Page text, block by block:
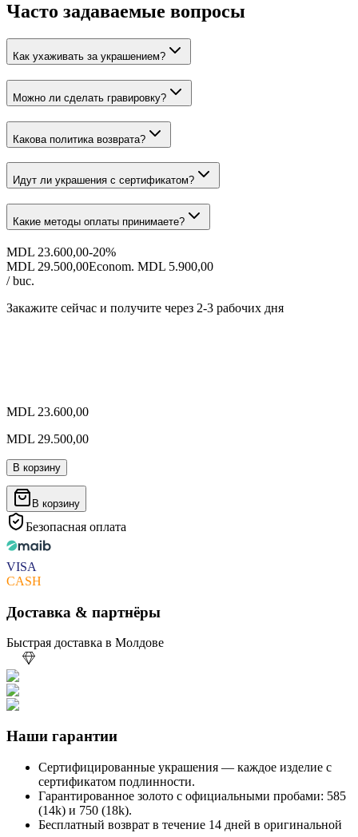
Часто задаваемые вопросы
Как ухаживать за украшением?
Можно ли сделать гравировку?
Какова политика возврата?
Идут ли украшения с сертификатом?
Какие методы оплаты принимаете?
MDL 23.600,00-20%
MDL 29.500,00Econom. MDL 5.900,00
/ buc.
Закажите сейчас и получите через 2-3 рабочих дня
MDL 23.600,00
MDL 29.500,00
В корзину
В корзину
Безопасная оплата
VISA
CASH
Доставка & партнёры
Быстрая доставка в Молдове
Наши гарантии
Сертифицированные украшения — каждое изделие с
сертификатом подлинности.
Гарантированное золото с официальными пробами: 585
(14k) и 750 (18k).
Бесплатный возврат в течение 14 дней в оригинальной